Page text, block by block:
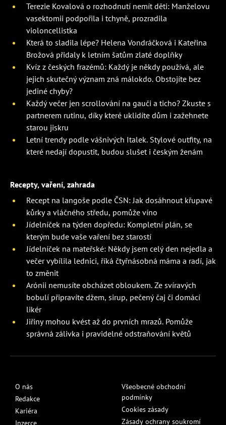
Terezie Kovalová o rozhodnutí nemít děti: Manželovu
vasektomii podpořila i tchyně, prozradila
violoncellistka
Která to sladila lépe? Helena Vondráčková i Kateřina
Brožová přidaly k letním šatům zlaté doplňky
Kvíz z českých frazémů: Každý je někdy používá, ale
jejich skutečný význam zná málokdo. Obstojíte bez
jediné chyby?
Každý večer jen scrollování na gauči a ticho? Zkuste s
partnerem rutinu, díky které uklidíte dům i zažehnete
starou jiskru
Letní trendy podle vášnivých Italek. Stylové outfity, na
které nedají dopustit, budou slušet i českým ženám
Recepty, vaření, zahrada
Recept na langoše podle ČSN: Jak dosáhnout křupavé
kůrky a vláčného středu, pomůže víno
Jídelníček na týden dopředu: Kompletní plán, se
kterým bude vaše vaření bez starostí
Jídelníček na mateřské: Někdy jsem celý den nejedla a
večer vybílila lednici, říká čtyřnásobná máma a radí, jak
to změnit
Arónii nemusíte obcházet obloukem. Ze svíravých
bobulí připravíte džem, sirup, pečený čaj či domácí
likér
Jiřiny mohou kvést až do prvních mrazů. Pomůže
správná zálivka i pravidelné odstraňování květů
O nás
Redakce
Kariéra
Inzerce
Všeobecné obchodní
podmínky
Cookies zásady
Zásady ochrany soukromí